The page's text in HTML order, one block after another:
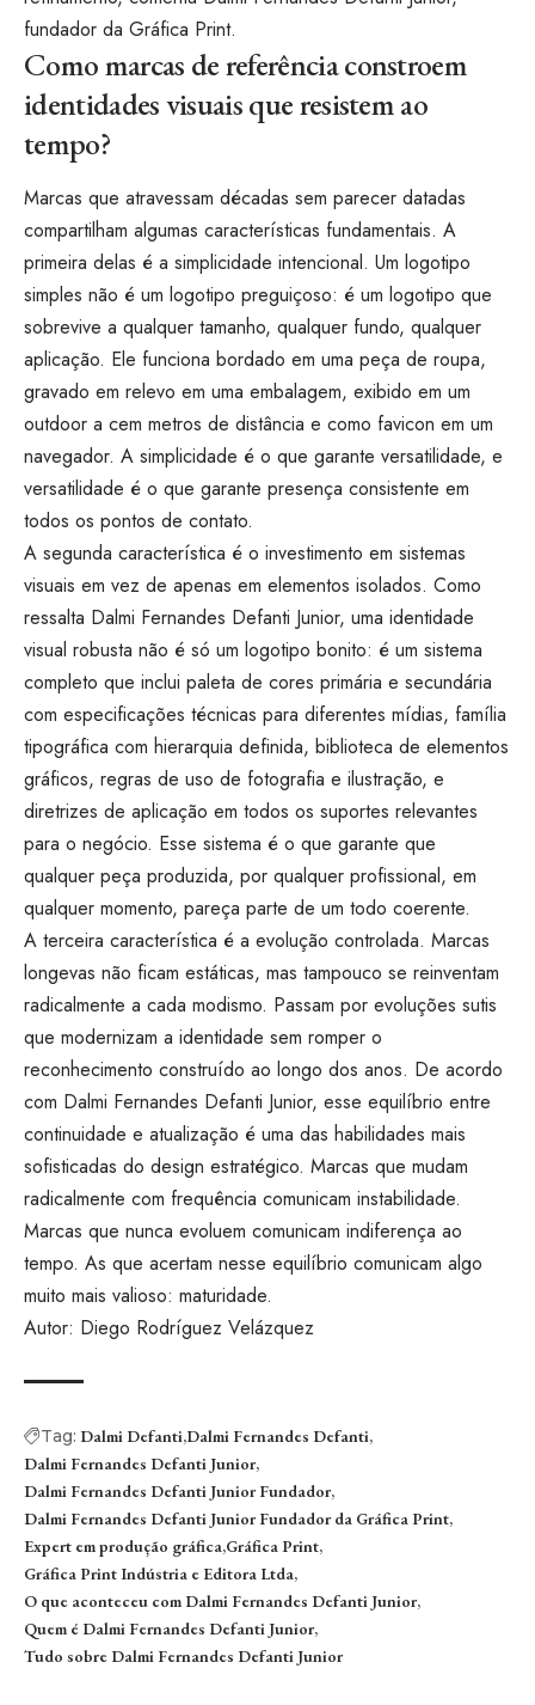
fundador da Gráfica Print.
Como marcas de referência constroem
identidades visuais que resistem ao
tempo?
Marcas que atravessam décadas sem parecer datadas
compartilham algumas características fundamentais. A
primeira delas é a simplicidade intencional. Um logotipo
simples não é um logotipo preguiçoso: é um logotipo que
sobrevive a qualquer tamanho, qualquer fundo, qualquer
aplicação. Ele funciona bordado em uma peça de roupa,
gravado em relevo em uma embalagem, exibido em um
outdoor a cem metros de distância e como favicon em um
navegador. A simplicidade é o que garante versatilidade, e
versatilidade é o que garante presença consistente em
todos os pontos de contato.
A segunda característica é o investimento em sistemas
visuais em vez de apenas em elementos isolados. Como
ressalta Dalmi Fernandes Defanti Junior, uma identidade
visual robusta não é só um logotipo bonito: é um sistema
completo que inclui paleta de cores primária e secundária
com especificações técnicas para diferentes mídias, família
tipográfica com hierarquia definida, biblioteca de elementos
gráficos, regras de uso de fotografia e ilustração, e
diretrizes de aplicação em todos os suportes relevantes
para o negócio. Esse sistema é o que garante que
qualquer peça produzida, por qualquer profissional, em
qualquer momento, pareça parte de um todo coerente.
A terceira característica é a evolução controlada. Marcas
longevas não ficam estáticas, mas tampouco se reinventam
radicalmente a cada modismo. Passam por evoluções sutis
que modernizam a identidade sem romper o
reconhecimento construído ao longo dos anos. De acordo
com Dalmi Fernandes Defanti Junior, esse equilíbrio entre
continuidade e atualização é uma das habilidades mais
sofisticadas do design estratégico. Marcas que mudam
radicalmente com frequência comunicam instabilidade.
Marcas que nunca evoluem comunicam indiferença ao
tempo. As que acertam nesse equilíbrio comunicam algo
muito mais valioso: maturidade.
Autor: Diego Rodríguez Velázquez
Tag: Dalmi Defanti Dalmi Fernandes Defanti
Dalmi Fernandes Defanti Junior
Dalmi Fernandes Defanti Junior Fundador
Dalmi Fernandes Defanti Junior Fundador da Gráfica Print
Expert em produção gráfica Gráfica Print
Gráfica Print Indústria e Editora Ltda
O que aconteceu com Dalmi Fernandes Defanti Junior
Quem é Dalmi Fernandes Defanti Junior
Tudo sobre Dalmi Fernandes Defanti Junior